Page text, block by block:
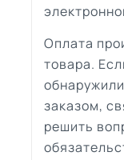
Оплата
товара.
заказом,
решить